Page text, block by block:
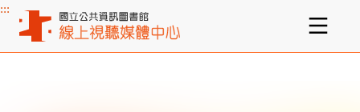
主要內容區塊
:::